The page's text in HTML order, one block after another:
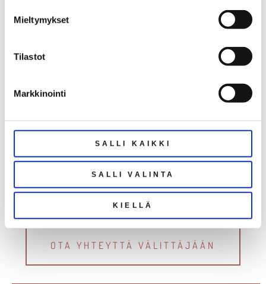
Mieltymykset
Tilastot
Markkinointi
SALLI KAIKKI
SALLI VALINTA
KIELLÄ
Ei lain vaatimaa energiatodistusta
KOHDE ETUOVESSA
OTA YHTEYTTÄ VÄLITTÄJÄÄN